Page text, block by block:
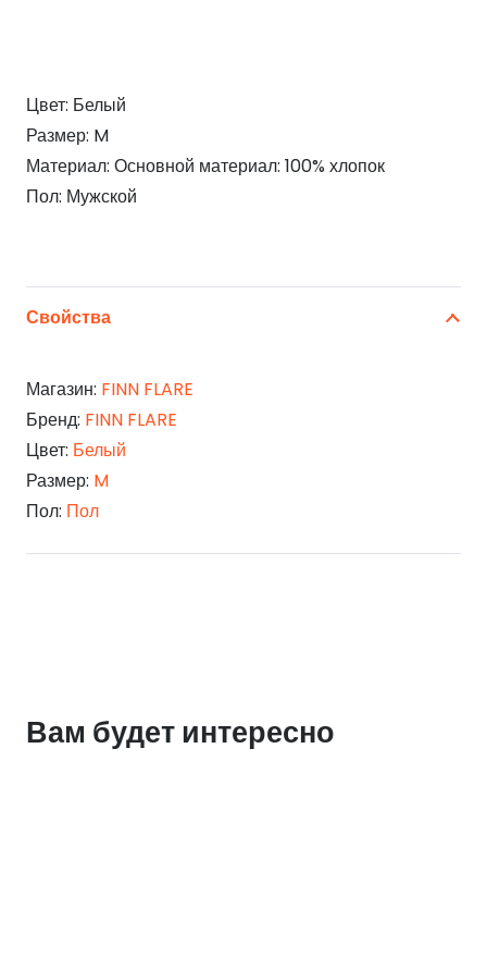
Цвет: Белый
Размер: M
Материал: Основной материал: 100% хлопок
Пол: Мужской
Свойства
Магазин: FINN FLARE
Бренд: FINN FLARE
Цвет: Белый
Размер: M
Пол: Пол
Вам будет интересно